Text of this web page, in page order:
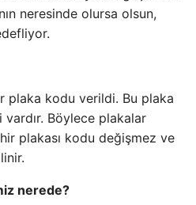
neresinde olursa olsun,
plaka kodu verildi. Bu plaka
vardır. Böylece plakalar
plakası kodu değişmez ve
nerede?